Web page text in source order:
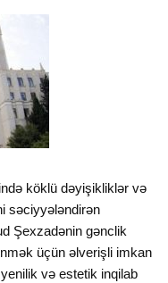
köklü dəyişikliklər və
səciyyələndirən
Şexzadənin gənclik
üçün əlverişli imkan
və estetik inqilab